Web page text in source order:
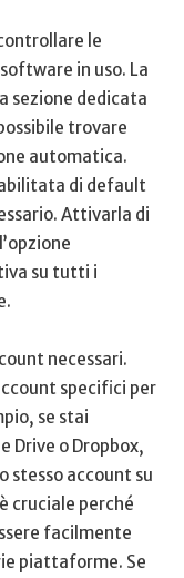
le
in uso. La
sezione dedicata
trovare
automatica.
di default
Attivarla di
su tutti i
necessari.
specifici per
se ⁤stai
Drive o Dropbox,⁣
stesso account su
cruciale perché
facilmente
piattaforme. Se